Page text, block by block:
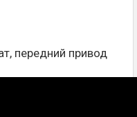
передний привод